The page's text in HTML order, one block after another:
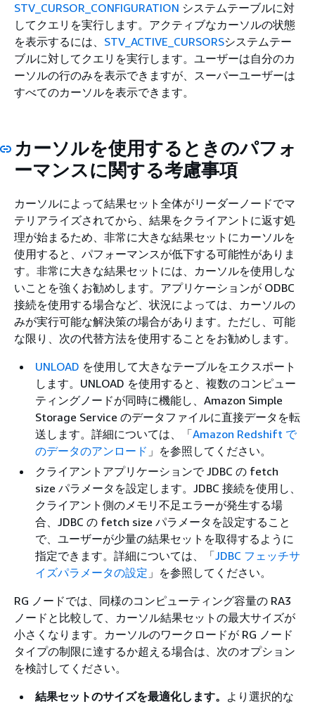
STV_CURSOR_CONFIGURATION システムテーブルに対
してクエリを実行します。アクティブなカーソルの状態
を表示するには、 STV_ACTIVE_CURSORSシステムテー
ブルに対してクエリを実行します。ユーザーは自分のカ
ーソルの行のみを表示できますが、スーパーユーザーは
すべてのカーソルを表示できます。
カーソルを使用するときのパフォ
ーマンスに関する考慮事項
カーソルによって結果セット全体がリーダーノードでマ
テリアライズされてから、結果をクライアントに返す処
理が始まるため、非常に大きな結果セットにカーソルを
使用すると、パフォーマンスが低下する可能性がありま
す。非常に大きな結果セットには、カーソルを使用しな
いことを強くお勧めします。アプリケーションが ODBC
接続を使用する場合など、状況によっては、カーソルの
みが実行可能な解決策の場合があります。ただし、可能
な限り、次の代替方法を使用することをお勧めします。
UNLOAD を使用して大きなテーブルをエクスポート
します。UNLOAD を使用すると、複数のコンピュー
ティングノードが同時に機能し、Amazon Simple
Storage Service のデータファイルに直接データを転
送します。詳細については、「Amazon Redshift で
のデータのアンロード 」を参照してください。
クライアントアプリケーションで JDBC の fetch
size パラメータを設定します。JDBC 接続を使用し、
クライアント側のメモリ不足エラーが発生する場
合、JDBC の fetch size パラメータを設定すること
で、ユーザーが少量の結果セットを取得するように
指定できます。詳細については、「JDBC フェッチサ
イズパラメータの設定 」を参照してください。
RG ノードでは、同様のコンピューティング容量の RA3
ノードと比較して、カーソル結果セットの最大サイズが
小さくなります。カーソルのワークロードが RG ノード
タイプの制限に達するか超える場合は、次のオプション
を検討してください。
結果セットのサイズを最適化します。 より選択的な